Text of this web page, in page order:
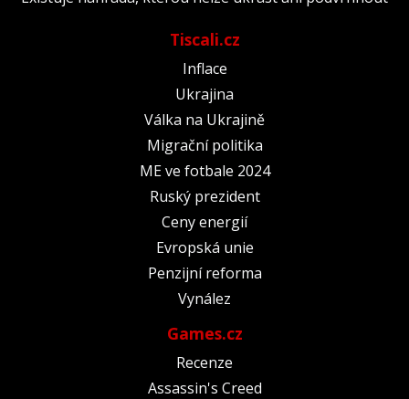
Tiscali.cz
Inflace
Ukrajina
Válka na Ukrajině
Migrační politika
ME ve fotbale 2024
Ruský prezident
Ceny energií
Evropská unie
Penzijní reforma
Vynález
Games.cz
Recenze
Assassin's Creed